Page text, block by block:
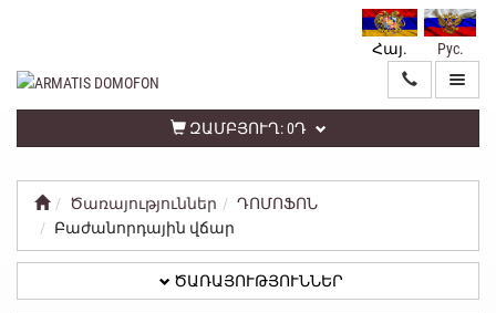
Հայ. Рус.
ԶԱՄԲՅՈՒՂ:0Դ
ԳԼԽԱՎՈՐ
ԾԱՌԱՅՈՒԹՅՈՒՆՆԵՐ
ԱՆՁՆԱԿԱՆ
ԳՐԱՍԵՆՅԱԿ
ՀԵՏԱԴԱՐՁ
Ծառայություններ
ԴՈՄՈՖՈՆ
Բաժանորդային վճար
ԾԱՌԱՅՈՒԹՅՈՒՆՆԵՐ